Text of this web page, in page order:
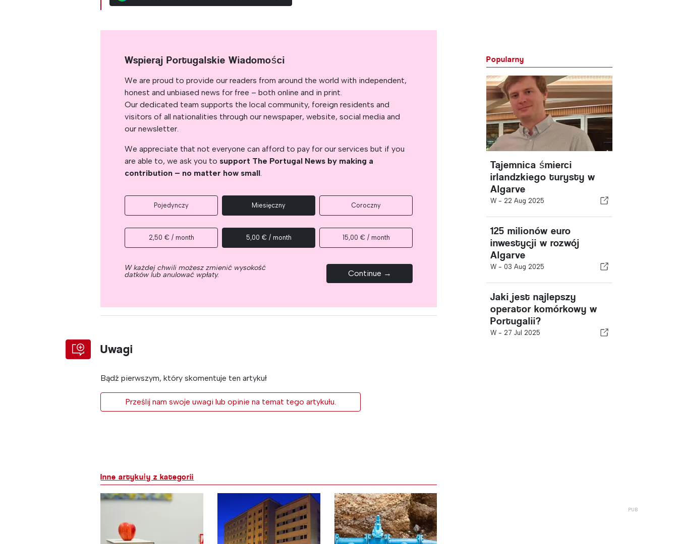
Wspieraj Portugalskie Wiadomości
We are proud to provide our readers from around the world with independent,
honest and unbiased news for free – both online and in print.
Our dedicated team supports the local community, foreign residents and
visitors of all nationalities through our newspaper, website, social media and
our newsletter.
We appreciate that not everyone can afford to pay for our services but if you
are able to, we ask you to support The Portugal News by making a
contribution – no matter how small.
Pojedynczy Miesięczny Coroczny
2,50 € / month 5,00 € / month 15,00 € / month
W każdej chwili możesz zmienić wysokość
datków lub anulować wpłaty. Continue →
Uwagi
Bądź pierwszym, który skomentuje ten artykuł
Prześlij nam swoje uwagi lub opinie na temat tego artykułu.
Popularny
Tajemnica śmierci
irlandzkiego turysty w
Algarve
W - 22 Aug 2025
125 milionów euro
inwestycji w rozwój
Algarve
W - 03 Aug 2025
Jaki jest najlepszy
operator komórkowy w
Portugalii?
W - 27 Jul 2025
Inne artykuły z kategorii